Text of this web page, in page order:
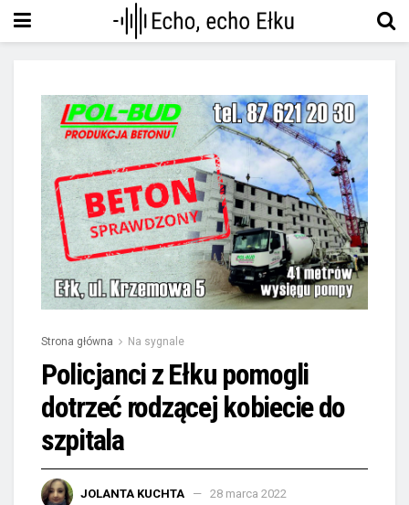
Strona główna Na sygnale
Policjanci z Ełku pomogli
dotrzeć rodzącej kobiecie do
szpitala
JOLANTA KUCHTA 28 marca 2022